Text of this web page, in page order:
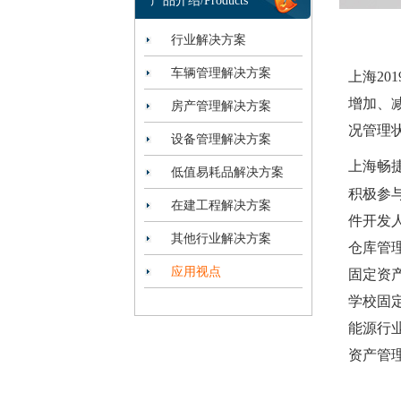
行业解决方案
车辆管理解决方案
房产管理解决方案
设备管理解决方案
低值易耗品解决方案
在建工程解决方案
其他行业解决方案
应用视点
上海
增加、
况管理
上海畅
积极参
件开发
仓库管
固定资
学校固
能源行
资产管